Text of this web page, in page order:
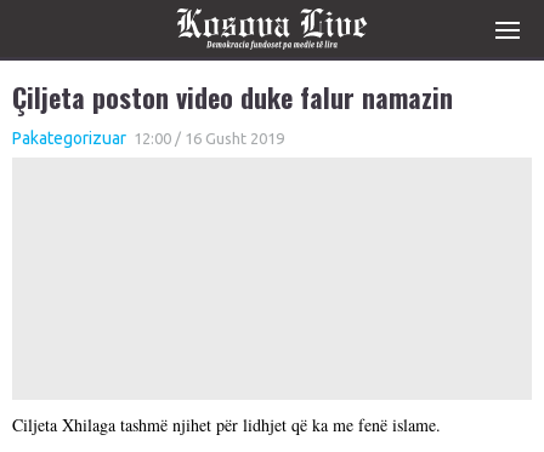
Çiljeta poston video duke falur namazin
Pakategorizuar 12:00 / 16 Gusht 2019
Ciljeta Xhilaga tashmë njihet për lidhjet që ka me fenë islame.